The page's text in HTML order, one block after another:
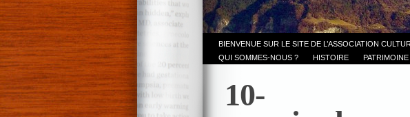
BIENVENUE SUR LE SITE DE L’ASSOCIATION
QUI SOMMES-NOUS ?
HISTOIRE PATRIMOINE
10-